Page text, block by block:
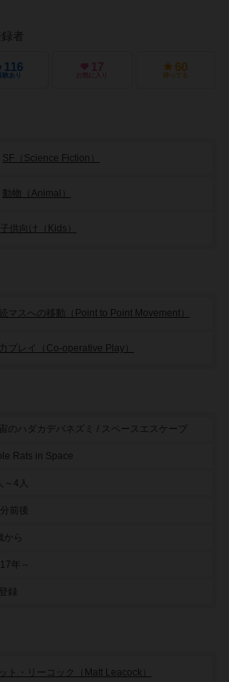
者
116
験あり
17
お気に入り
60
持ってる
SF（Science Fiction）
動物（Animal）
子供向け（Kids）
続マスへの移動（Point to Point Movement）
プレイ（Co-operative Play）
宙のハダカデバネズミ / スペースエスケープ
Rats in Space
～4人
前後
から
年～
録
ット・リーコック（Matt Leacock）